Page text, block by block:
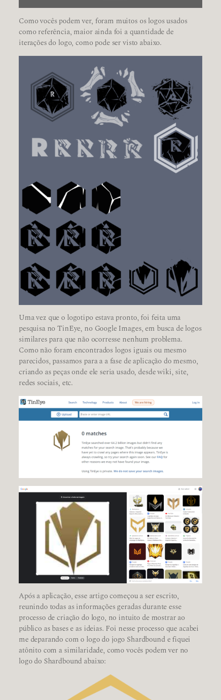
Como vocês podem ver, foram muitos os logos usados
como referência, maior ainda foi a quantidade de
iterações do logo, como pode ser visto abaixo.
Uma vez que o logotipo estava pronto, foi feita uma
pesquisa no TinEye, no Google Images, em busca de logos
similares para que não ocorresse nenhum problema.
Como não foram encontrados logos iguais ou mesmo
parecidos, passamos para a a fase de aplicação do mesmo,
criando as peças onde ele seria usado, desde wiki, site,
redes sociais, etc.
Após a aplicação, esse artigo começou a ser escrito,
reunindo todas as informações geradas durante esse
processo de criação do logo, no intuito de mostrar ao
público as bases e as ideias. Foi nesse processo que acabei
me deparando com o logo do jogo Shardbound e fiquei
atônito com a similaridade, como vocês podem ver no
logo do Shardbound abaixo: